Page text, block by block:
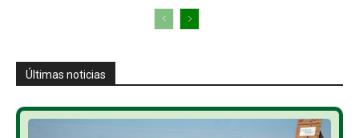
Últimas noticias